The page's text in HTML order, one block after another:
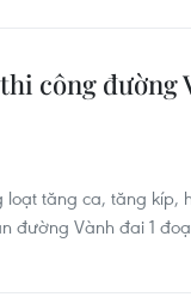
công đường
tăng ca, tăng kíp,
đường Vành đai 1